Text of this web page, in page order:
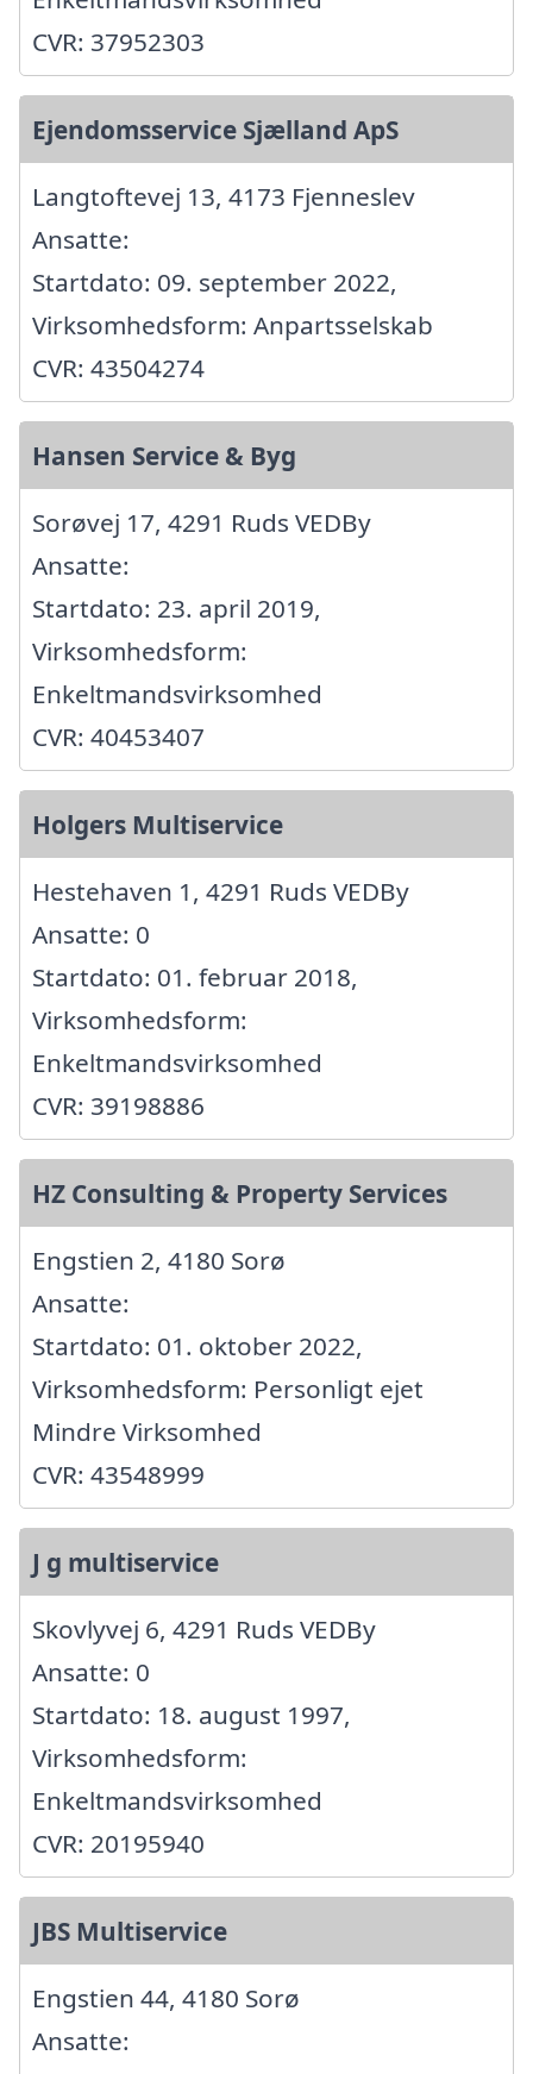
CVR: 37952303
Ejendomsservice Sjælland ApS
Langtoftevej 13, 4173 Fjenneslev
Ansatte:
Startdato: 09. september 2022,
Virksomhedsform: Anpartsselskab
CVR: 43504274
Hansen Service & Byg
Sorøvej 17, 4291 Ruds VEDBy
Ansatte:
Startdato: 23. april 2019,
Virksomhedsform:
Enkeltmandsvirksomhed
CVR: 40453407
Holgers Multiservice
Hestehaven 1, 4291 Ruds VEDBy
Ansatte: 0
Startdato: 01. februar 2018,
Virksomhedsform:
Enkeltmandsvirksomhed
CVR: 39198886
HZ Consulting & Property Services
Engstien 2, 4180 Sorø
Ansatte:
Startdato: 01. oktober 2022,
Virksomhedsform: Personligt ejet
Mindre Virksomhed
CVR: 43548999
J g multiservice
Skovlyvej 6, 4291 Ruds VEDBy
Ansatte: 0
Startdato: 18. august 1997,
Virksomhedsform:
Enkeltmandsvirksomhed
CVR: 20195940
JBS Multiservice
Engstien 44, 4180 Sorø
Ansatte: